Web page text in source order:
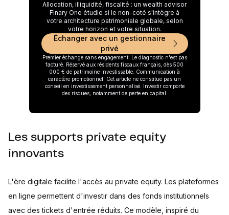
Allocation, illiquidité, fiscalité : un wealth advisor
Finary One étudie si le non-coté s'intègre à
votre architecture patrimoniale globale, selon
votre horizon et votre situation.
Échanger avec un gestionnaire
privé
Premier échange sans engagement. Le diagnostic n'est pas
facturé. Réservé aux résidents fiscaux français, dès 500
000 € de patrimoine investissable. Communication à
caractère promotionnel. Cet article ne constitue pas un
conseil en investissement personnalisé. Investir comporte
des risques, notamment de perte en capital.
Les supports private equity
innovants
L'ère digitale facilite l'accès au private equity. Les plateformes
en ligne permettent d'investir dans des fonds institutionnels
avec des tickets d'entrée réduits. Ce modèle, inspiré du